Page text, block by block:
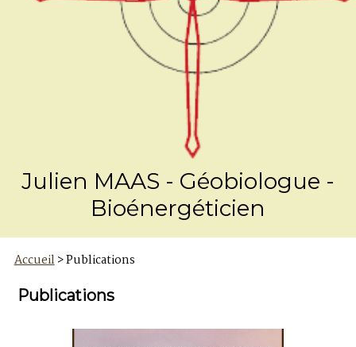
Julien MAAS - Géobiologue -
Bioénergéticien
Accueil> Publications
Publications